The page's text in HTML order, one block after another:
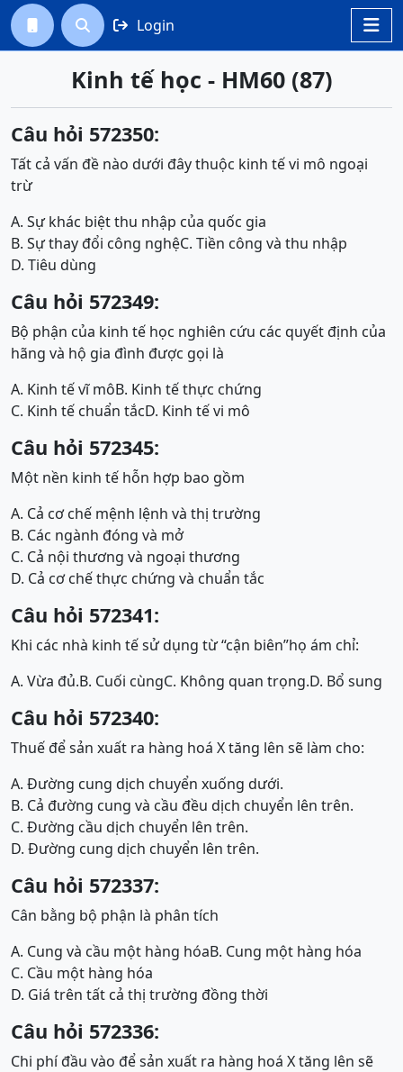

  Login
Kinh tế học - HM60 (87)
Câu hỏi 572350:
Tất cả vấn đề nào dưới đây thuộc kinh tế vi mô ngoại
trừ
A. Sự khác biệt thu nhập của quốc gia
B. Sự thay đổi công nghệC. Tiền công và thu nhập
D. Tiêu dùng
Câu hỏi 572349:
Bộ phận của kinh tế học nghiên cứu các quyết định của
hãng và hộ gia đình được gọi là
A. Kinh tế vĩ môB. Kinh tế thực chứng
C. Kinh tế chuẩn tắcD. Kinh tế vi mô
Câu hỏi 572345:
Một nền kinh tế hỗn hợp bao gồm
A. Cả cơ chế mệnh lệnh và thị trường
B. Các ngành đóng và mở
C. Cả nội thương và ngoại thương
D. Cả cơ chế thực chứng và chuẩn tắc
Câu hỏi 572341:
Khi các nhà kinh tế sử dụng từ “cận biên”họ ám chỉ:
A. Vừa đủ.B. Cuối cùngC. Không quan trọng.D. Bổ sung
Câu hỏi 572340:
Thuế để sản xuất ra hàng hoá X tăng lên sẽ làm cho:
A. Đường cung dịch chuyển xuống dưới.
B. Cả đường cung và cầu đều dịch chuyển lên trên.
C. Đường cầu dịch chuyển lên trên.
D. Đường cung dịch chuyển lên trên.
Câu hỏi 572337:
Cân bằng bộ phận là phân tích
A. Cung và cầu một hàng hóaB. Cung một hàng hóa
C. Cầu một hàng hóa
D. Giá trên tất cả thị trường đồng thời
Câu hỏi 572336:
Chi phí đầu vào để sản xuất ra hàng hoá X tăng lên sẽ